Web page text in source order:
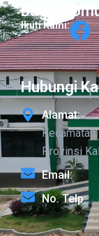
Bagian
Ikuti Kami:
Hubungi
Alamat:
Kecamatan
Provinsi
Email:
No. Telp: